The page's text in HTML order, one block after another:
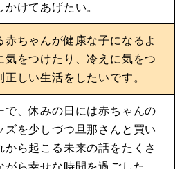
けてあげたい。
赤ちゃんが健康な子になるよ
気をつけたり、冷えに気をつ
しい生活をしたいです。
で、休みの日には赤ちゃんの
ズを少しづつ旦那さんと買い
から起こる未来の話をたくさ